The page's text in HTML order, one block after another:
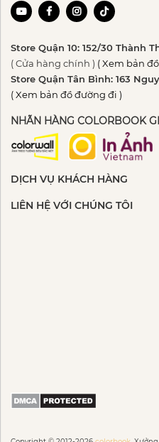
Store Quận 10: 152/30 Thành
( Cửa hàng chính ) ( Xem bản
Store Quận Tân Bình: 163
( Xem bản đồ đường đi )
NHÃN HÀNG COLORBOOK
DỊCH VỤ KHÁCH HÀNG
LIÊN HỆ VỚI CHÚNG TÔI